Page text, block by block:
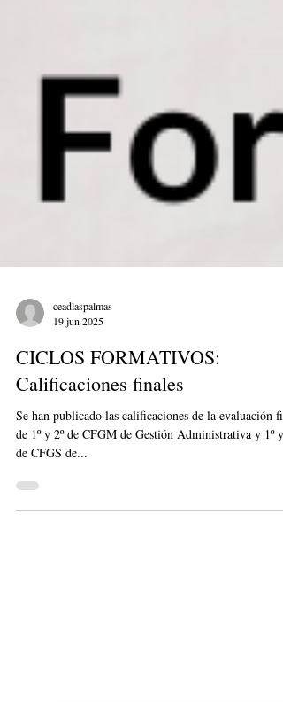
19 jun 2025
CICLOS FORMATIVOS:
Calificaciones finales
Se han publicado las calificaciones de la evaluación
de CFGS de...